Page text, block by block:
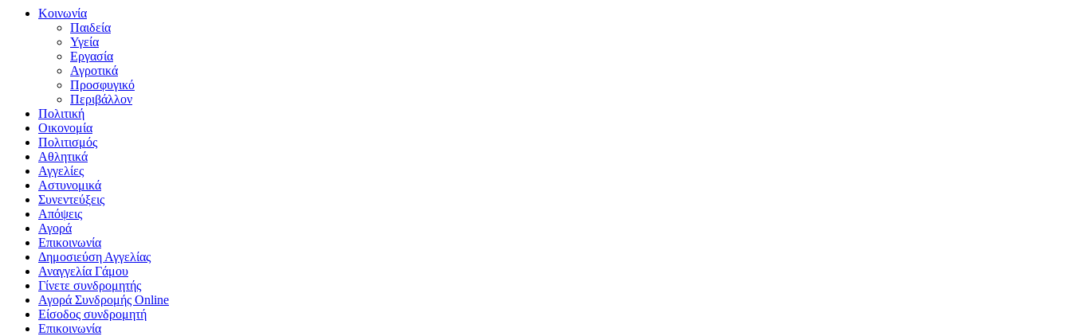
Κοινωνία
Παιδεία
Υγεία
Εργασία
Αγροτικά
Προσφυγικό
Περιβάλλον
Πολιτική
Οικονομία
Πολιτισμός
Αθλητικά
Αγγελίες
Αστυνομικά
Συνεντεύξεις
Απόψεις
Αγορά
Επικοινωνία
Δημοσιεύση Αγγελίας
Αναγγελία Γάμου
Γίνετε συνδρομητής
Αγορά Συνδρομής Online
Είσοδος συνδρομητή
Επικοινωνία